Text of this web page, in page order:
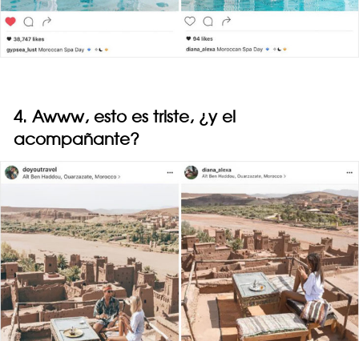
4. Awww, esto es triste, ¿y el
acompañante?